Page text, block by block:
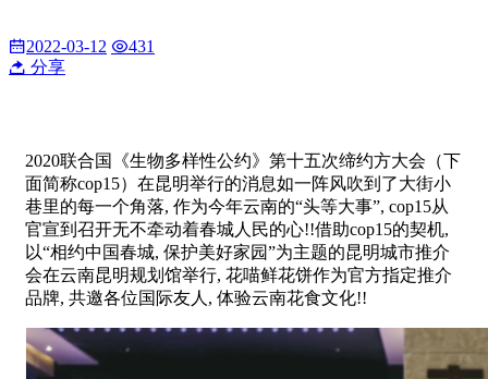
2022-03-12
431
分享
2020联合国《生物多样性公约》第十五次缔约方大会（下
面简称cop15）在昆明举行的消息如一阵风吹到了大街小
巷里的每一个角落, 作为今年云南的“头等大事”, cop15从
官宣到召开无不牵动着春城人民的心!!借助cop15的契机,
以“相约中国春城, 保护美好家园”为主题的昆明城市推介
会在云南昆明规划馆举行, 花喵鲜花饼作为官方指定推介
品牌, 共邀各位国际友人, 体验云南花食文化!!